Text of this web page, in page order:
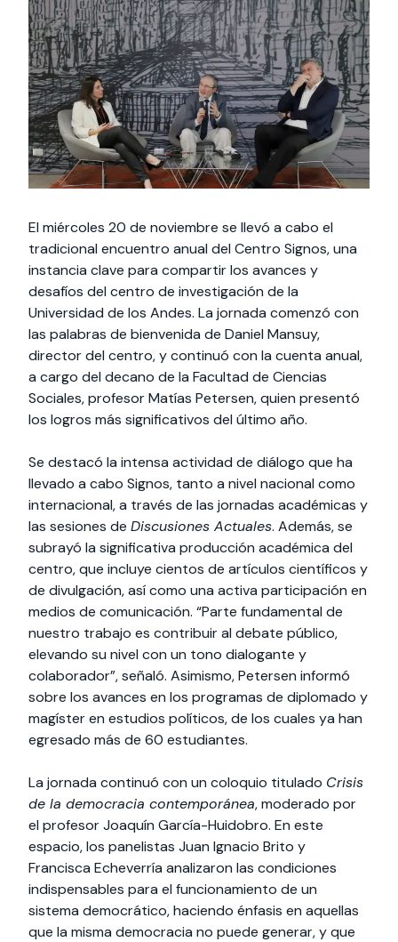
cursos
Especialidades y
estadías
Te puede
interesar:
International
students
Facultades
interesar:
2025
vinculación con la
sociedad
Extensión Cultural
Te puede interesar:Filantropía y Donaciones
intercambio
Servicios y apoyos
Te puede
interesar:
Explora el campus
Uandes
Noticias
estudiantiles
El miércoles 20 de noviembre se llevó a cabo el
tradicional encuentro anual del Centro Signos, una
instancia clave para compartir los avances y
desafíos del centro de investigación de la
Universidad de los Andes. La jornada comenzó con
las palabras de bienvenida de Daniel Mansuy,
director del centro, y continuó con la cuenta anual,
a cargo del decano de la Facultad de Ciencias
Sociales, profesor Matías Petersen, quien presentó
los logros más significativos del último año.
Se destacó la intensa actividad de diálogo que ha
llevado a cabo Signos, tanto a nivel nacional como
internacional, a través de las jornadas académicas y
las sesiones de Discusiones Actuales. Además, se
subrayó la significativa producción académica del
centro, que incluye cientos de artículos científicos y
de divulgación, así como una activa participación en
medios de comunicación. “Parte fundamental de
nuestro trabajo es contribuir al debate público,
elevando su nivel con un tono dialogante y
colaborador”, señaló. Asimismo, Petersen informó
sobre los avances en los programas de diplomado y
magíster en estudios políticos, de los cuales ya han
egresado más de 60 estudiantes.
La jornada continuó con un coloquio titulado Crisis
de la democracia contemporánea, moderado por
el profesor Joaquín García-Huidobro. En este
espacio, los panelistas Juan Ignacio Brito y
Francisca Echeverría analizaron las condiciones
indispensables para el funcionamiento de un
sistema democrático, haciendo énfasis en aquellas
que la misma democracia no puede generar, y que